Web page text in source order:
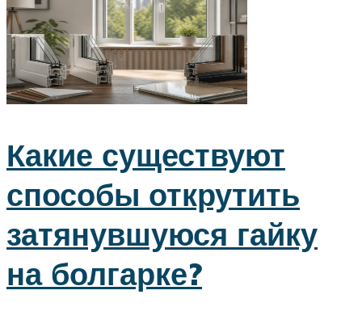
Какие существуют
способы открутить
затянувшуюся гайку
на болгарке?